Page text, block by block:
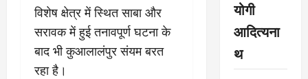
विशेष क्षेत्र में स्थित साबा और
सरावक में हुई तनावपूर्ण घटना के
बाद भी कुआलालंपुर संयम बरत
रहा है।
योगी
आदित्यना
थ